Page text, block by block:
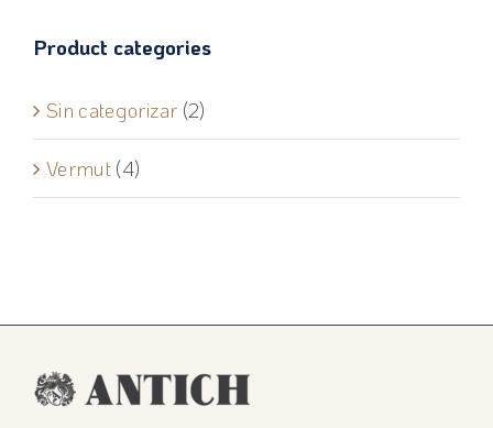
Product categories
Sin categorizar (2)
Vermut (4)